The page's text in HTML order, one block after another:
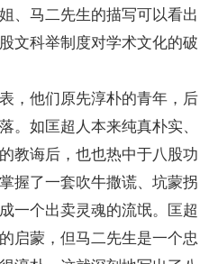
、马二先生的描写可以看出
文科举制度对学术文化的破
他们原先淳朴的青年，后
。如匡超人本来纯真朴实、
教诲后，也也热中于八股功
握了一套吹牛撒谎、坑蒙拐
一个出卖灵魂的流氓。匡超
启蒙，但马二先生是一个忠